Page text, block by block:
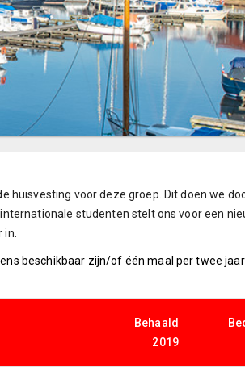
huisvesting voor deze groep. Dit doen we
studenten stelt ons voor een
beschikbaar zijn/of één maal per twee
Behaald
2019